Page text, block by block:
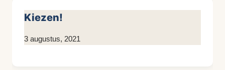
Kiezen!
Door
3 augustus, 2021